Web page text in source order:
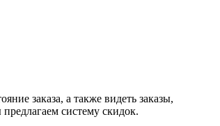
заказа, а также видеть заказы,
систему скидок.